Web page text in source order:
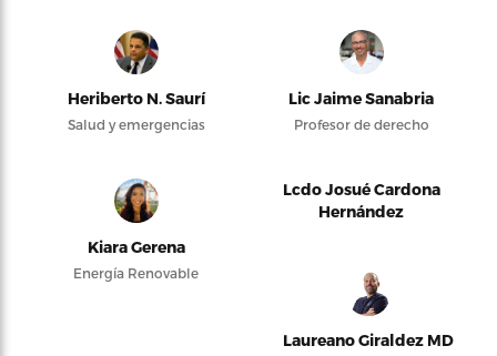
Heriberto N. Saurí
Salud y emergencias
Lic Jaime Sanabria
Profesor de derecho
Kiara Gerena
Energía Renovable
Lcdo Josué Cardona
Hernández
Laureano Giraldez MD